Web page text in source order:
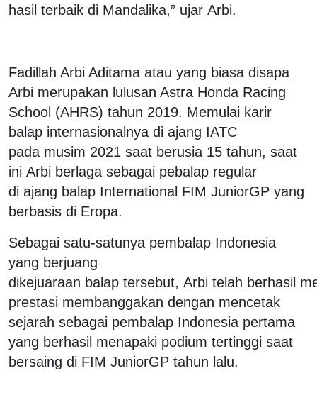
hasil terbaik di Mandalika,” ujar Arbi.
Fadillah Arbi Aditama atau yang biasa disapa
Arbi merupakan lulusan Astra Honda Racing
School (AHRS) tahun 2019. Memulai karir
balap internasionalnya di ajang IATC
pada musim 2021 saat berusia 15 tahun, saat
ini Arbi berlaga sebagai pebalap regular
di ajang balap International FIM JuniorGP yang
berbasis di Eropa.
Sebagai satu-satunya pembalap Indonesia
yang berjuang
dikejuaraan balap tersebut, Arbi telah berhasil
prestasi membanggakan dengan mencetak
sejarah sebagai pembalap Indonesia pertama
yang berhasil menapaki podium tertinggi saat
bersaing di FIM JuniorGP tahun lalu.